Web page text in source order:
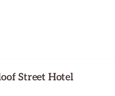
Street Hotel